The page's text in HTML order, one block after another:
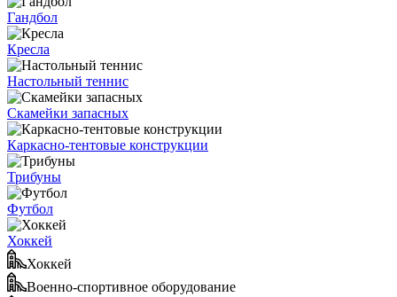
Гандбол
Кресла
Настольный теннис
Скамейки запасных
Каркасно-тентовые конструкции
Трибуны
Футбол
Хоккей
Хоккей
Военно-спортивное оборудование